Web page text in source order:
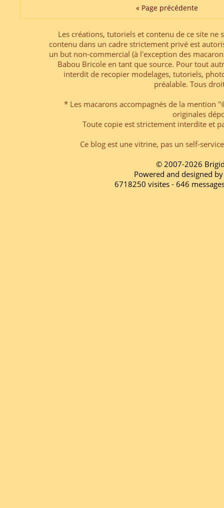
« Page précédente
Les créations, tutoriels et contenu de ce site
contenu dans un cadre strictement privé est
un but non-commercial (à l'exception des
Babou Bricole en tant que source. Pour tout
interdit de recopier modelages, tutoriels,
préalable. Tous
* Les macarons accompagnés de la mention
originales
Toute copie est strictement interdite et
Ce blog est une vitrine, pas un self-
© 2007-2026
Powered and designed
6718250 visites - 646